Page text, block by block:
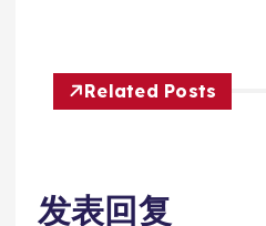
Related Posts
发表回复